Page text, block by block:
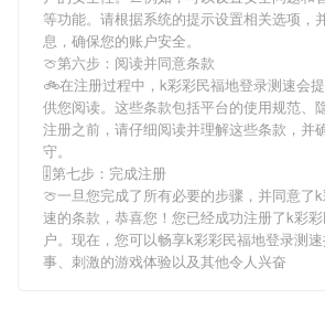
等功能。请根据系统的提示设置相关选项，
息，确保您的账户安全。
🍈第六步：阅读并同意条款
🚲在注册过程中， k彩彩民福地登录测速会
供您阅读。这些条款包括平台的使用规范、
注册之前，请仔细阅读并理解这些条款，并
守。
🎚第七步：完成注册
🍈一旦您完成了所有必要的步骤，并同意了
速的条款，恭喜您！您已经成功注册了k彩
户。现在，您可以畅享k彩彩民福地登录测速
事、刺激的游戏体验以及其他令人兴奋